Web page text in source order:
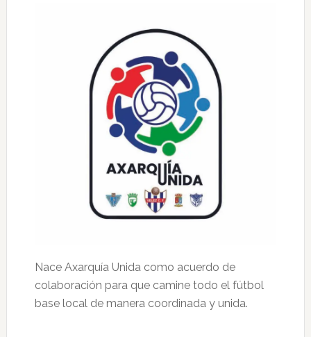
Nace Axarquía Unida como acuerdo de
colaboración para que camine todo el fútbol
base local de manera coordinada y unida.